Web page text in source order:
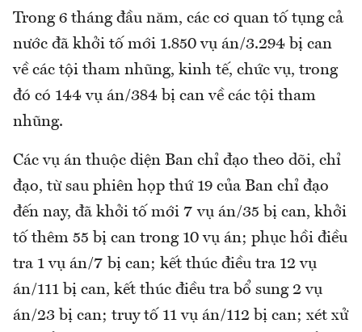
Trong 6 tháng đầu năm, các cơ quan tố tụng cả
nước đã khởi tố mới 1.850 vụ án/3.294 bị can
về các tội tham nhũng, kinh tế, chức vụ, trong
đó có 144 vụ án/384 bị can về các tội tham
nhũng.
Các vụ án thuộc diện Ban chỉ đạo theo dõi, chỉ
đạo, từ sau phiên họp thứ 19 của Ban chỉ đạo
đến nay, đã khởi tố mới 7 vụ án/35 bị can, khởi
tố thêm 55 bị can trong 10 vụ án; phục hồi điều
tra 1 vụ án/7 bị can; kết thúc điều tra 12 vụ
án/111 bị can, kết thúc điều tra bổ sung 2 vụ
án/23 bị can; truy tố 11 vụ án/112 bị can; xét xử